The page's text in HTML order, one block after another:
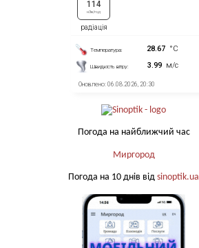
Погода на найближчий час
Миргород
Погода на 10 днів від sinoptik.ua